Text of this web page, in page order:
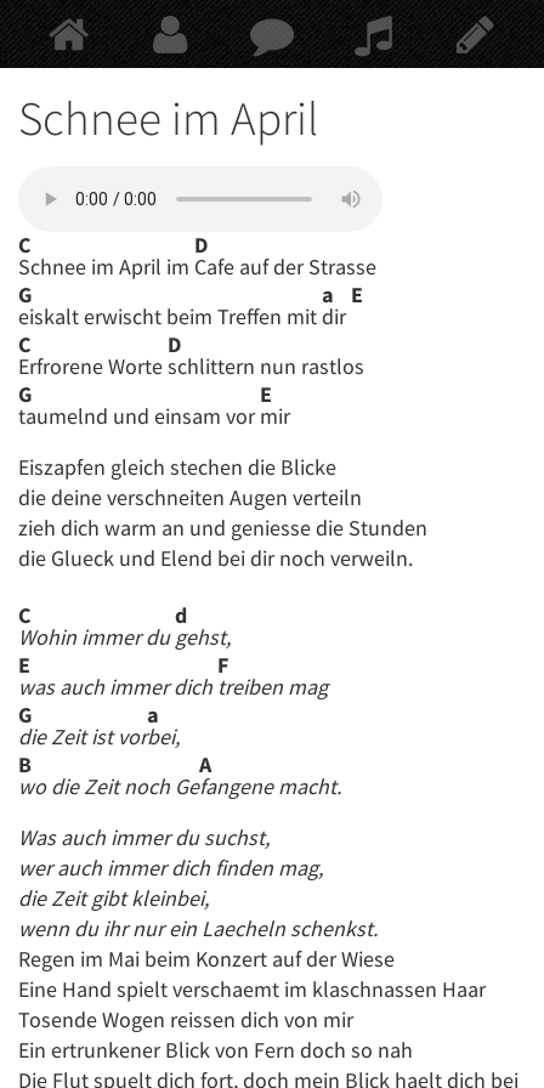
Springe
Hauptinhalt
Schnee im April
C
Schnee im April im
D
Cafe auf der Strasse
G
eiskalt erwischt beim Treffen mit
a
dir
E
C
Erfrorene Worte
D
schlittern nun rastlos
G
taumelnd und einsam vor
E
mir
Eiszapfen gleich stechen die Blicke
die deine verschneiten Augen verteiln
zieh dich warm an und geniesse die Stunden
die Glueck und Elend bei dir noch verweiln.
C
Wohin immer du
d
gehst,
E
was auch immer dich
F
treiben mag
G
die Zeit ist vor
a
bei,
B
wo die Zeit noch Ge
A
fangene macht.
Was auch immer du suchst,
wer auch immer dich finden mag,
die Zeit gibt kleinbei,
wenn du ihr nur ein Laecheln schenkst.
Regen im Mai beim Konzert auf der Wiese
Eine Hand spielt verschaemt im klaschnassen Haar
Tosende Wogen reissen dich von mir
Ein ertrunkener Blick von Fern doch so nah
Die Flut spuelt dich fort, doch mein Blick haelt dich bei